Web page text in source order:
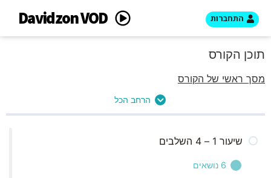
התחברות Davidzon VOD
תוכן הקורס
מסך ראשי של הקורס
הרחב הכל
שיעור 1 – 4 השלבים
6 נושאים